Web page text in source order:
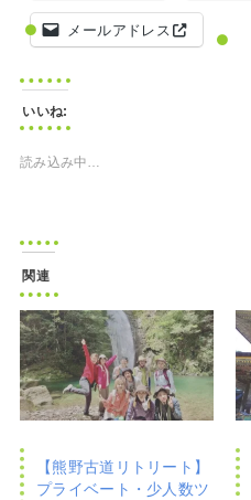
メールアドレス
いいね:
読み込み中…
関連
【熊野古道リトリート】
プライベート・少人数ツ